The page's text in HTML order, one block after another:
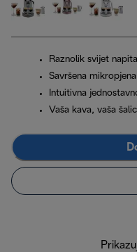
Raznolik svijet
Savršena mikropjena
Intuitivna
Vaša kava, vaša